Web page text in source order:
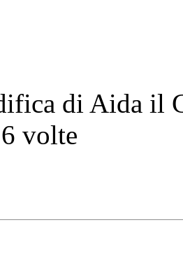
di Aida il
volte